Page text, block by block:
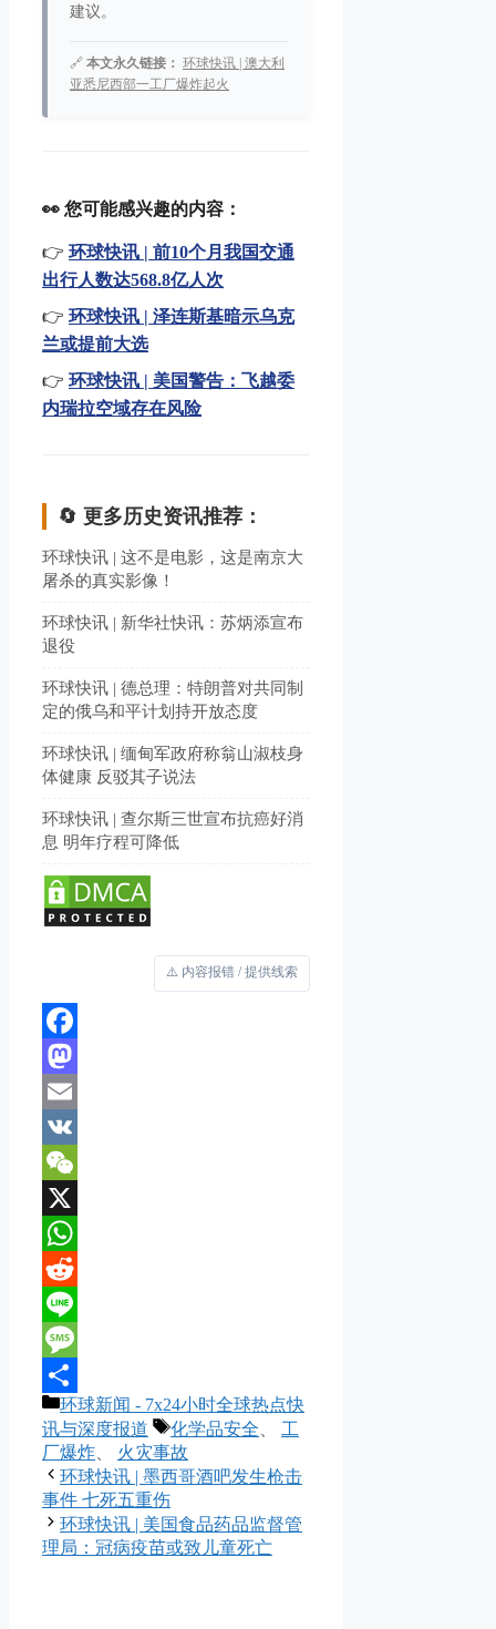
建议。
🔗 本文永久链接： 环球快讯 | 澳大利
亚悉尼西部一工厂爆炸起火
👀 您可能感兴趣的内容：
👉 环球快讯 | 前10个月我国交通
出行人数达568.8亿人次
👉 环球快讯 | 泽连斯基暗示乌克
兰或提前大选
👉 环球快讯 | 美国警告：飞越委
内瑞拉空域存在风险
🔄 更多历史资讯推荐：
环球快讯 | 这不是电影，这是南京大
屠杀的真实影像！
环球快讯 | 新华社快讯：苏炳添宣布
退役
环球快讯 | 德总理：特朗普对共同制
定的俄乌和平计划持开放态度
环球快讯 | 缅甸军政府称翁山淑枝身
体健康 反驳其子说法
环球快讯 | 查尔斯三世宣布抗癌好消
息 明年疗程可降低
⚠️ 内容报错 / 提供线索
Facebook
Mastodon
Email
VK
WeChat
X
WhatsApp
Reddit
Line
Message
分
享
分
类
环球新闻 - 7x24小时全球热点快
讯与深度报道
标
签
化学品安全
工
厂爆炸
火灾事故
环球快讯 | 墨西哥酒吧发生枪击
事件 七死五重伤
环球快讯 | 美国食品药品监督管
理局：冠病疫苗或致儿童死亡